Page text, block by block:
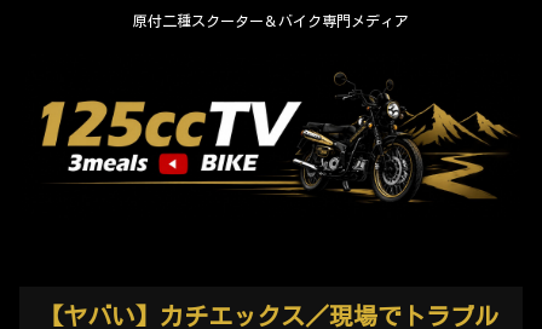
原付二種スクーター＆バイク専門メディア
【ヤバい】カチエックス／現場でトラブル